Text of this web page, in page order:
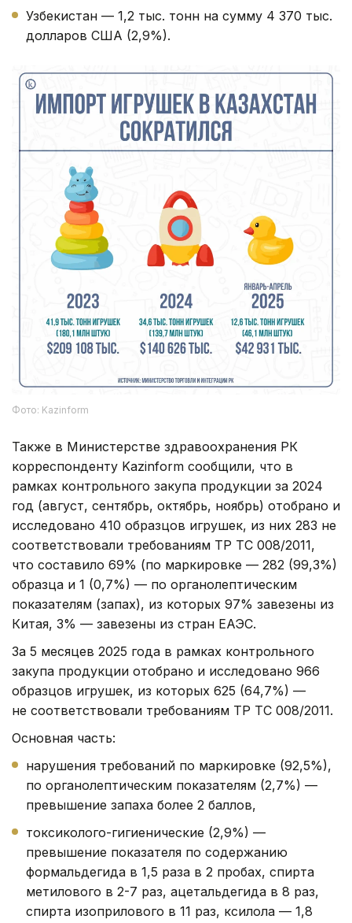
Узбекистан — 1,2 тыс. тонн на сумму 4 370 тыс.
долларов США (2,9%).
Фото: Kazinform
Также в Министерстве здравоохранения РК
корреспонденту Kazinform сообщили, что в
рамках контрольного закупа продукции за 2024
год (август, сентябрь, октябрь, ноябрь) отобрано и
исследовано 410 образцов игрушек, из них 283 не
соответствовали требованиям ТР ТС 008/2011,
что составило 69% (по маркировке — 282 (99,3%)
образца и 1 (0,7%) — по органолептическим
показателям (запах), из которых 97% завезены из
Китая, 3% — завезены из стран ЕАЭС.
За 5 месяцев 2025 года в рамках контрольного
закупа продукции отобрано и исследовано 966
образцов игрушек, из которых 625 (64,7%) —
не соответствовали требованиям ТР ТС 008/2011.
Основная часть:
нарушения требований по маркировке (92,5%),
по органолептическим показателям (2,7%) —
превышение запаха более 2 баллов,
токсиколого-гигиенические (2,9%) —
превышение показателя по содержанию
формальдегида в 1,5 раза в 2 пробах, спирта
метилового в 2-7 раз, ацетальдегида в 8 раз,
спирта изоприлового в 11 раз, ксилола — 1,8